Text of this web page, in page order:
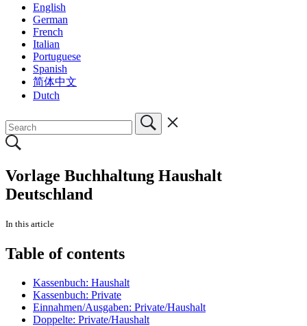
English
German
French
Italian
Portuguese
Spanish
简体中文
Dutch
Vorlage Buchhaltung Haushalt
Deutschland
In this article
Table of contents
Kassenbuch: Haushalt
Kassenbuch: Private
Einnahmen/Ausgaben: Private/Haushalt
Doppelte: Private/Haushalt